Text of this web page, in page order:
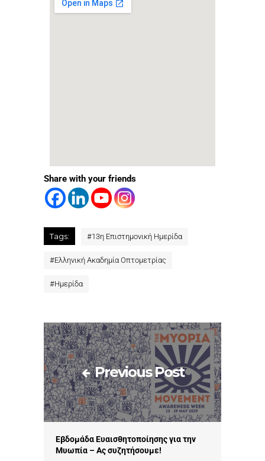
Share with your friends
Tags: #13η Επιστημονική Ημερίδα
#Ελληνική Ακαδημία Οπτομετρίας
#Ημερίδα
Previous Post
Εβδομάδα Ευαισθητοποίησης για την
Μυωπία – Ας συζητήσουμε!